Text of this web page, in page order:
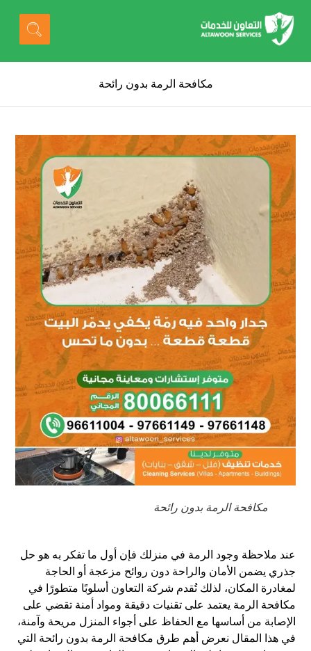
مكافحة الرمة بدون رائحة
مكافحة الرمة بدون رائحة
عند ملاحظة وجود الرمة في منزلك فإن أول ما تفكر به هو حل
جذري يضمن الأمان والراحة دون روائح مزعجة أو الحاجة
لمغادرة المكان، لذلك تُقدم شركة التعاون أسلوبًا متطورًا في
مكافحة الرمة يعتمد على تقنيات دقيقة ومواد أمنة تقضي على
الإصابة من أساسها مع الحفاظ على أجواء المنزل مريحة وآمنة،
في هذا المقال نعرض أهم طرق مكافحة الرمة بدون رائحة التي